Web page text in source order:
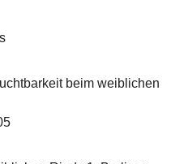
beim weiblichen